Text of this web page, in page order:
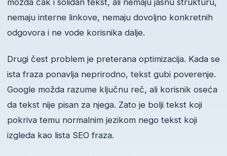
možda čak i solidan tekst, ali nemaju jasnu strukturu,
nemaju interne linkove, nemaju dovoljno konkretnih
odgovora i ne vode korisnika dalje.
Drugi čest problem je preterana optimizacija. Kada se
ista fraza ponavlja neprirodno, tekst gubi poverenje.
Google možda razume ključnu reč, ali korisnik oseća
da tekst nije pisan za njega. Zato je bolji tekst koji
pokriva temu normalnim jezikom nego tekst koji
izgleda kao lista SEO fraza.